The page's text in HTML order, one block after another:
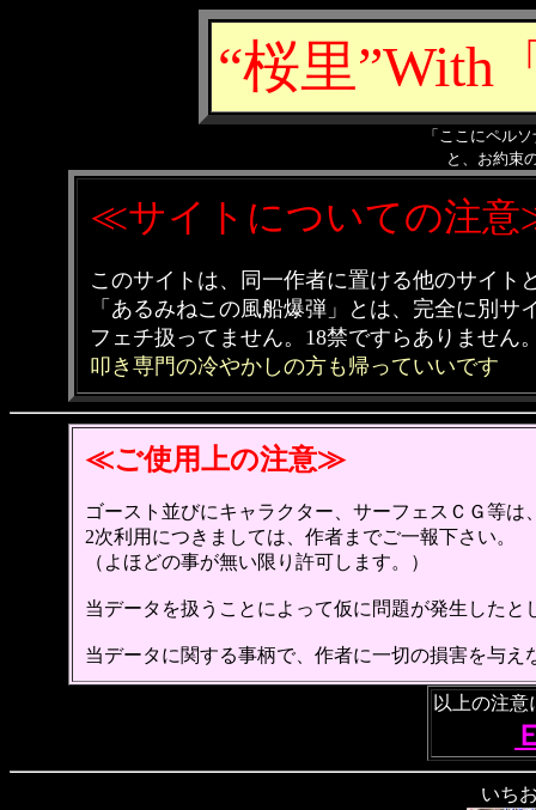
“桜里”With
「ここにペル
と、お約束
≪サイトについての注
このサイトは、同一作者に置ける他のサイト
「あるみねこの風船爆弾」とは、完全に別サ
フェチ扱ってません。18禁ですらありません
叩き専門の冷やかしの方も帰っていいです
≪ご使用上の注意≫
ゴースト並びにキャラクター、サーフェスＣＧ等は
2次利用につきましては、作者までご一報下さい。
（よほどの事が無い限り許可します。）
当データを扱うことによって仮に問題が発生した
当データに関する事柄で、作者に一切の損害を与え
以上の注
いち